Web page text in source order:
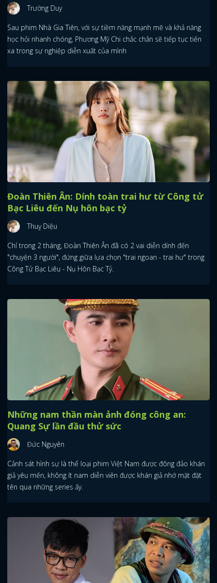
Trường Duy
Sau phim Nhà Gia Tiên, với sự tiềm năng mạnh mẽ và khả năng
học hỏi nhanh chóng, Phương Mỹ Chi chắc chắn sẽ tiếp tục tiến
xa trong sự nghiệp diễn xuất của mình
Đoàn Thiên Ân: Dính toàn trai hư từ Công tử
Bạc Liêu đến Nụ hôn bạc tỷ
Thuỵ Diệu
Chỉ trong 2 tháng, Đoàn Thiên Ân đã có 2 vai diễn dính đến
"chuyện 3 người", đứng giữa lựa chọn "trai ngoan - trai hư" trong
Công Tử Bạc Liêu - Nụ Hôn Bạc Tỷ.
Những nam thần màn ảnh đóng công an:
Quang Sự lần đầu thử sức
Đức Nguyên
Cảnh sát hình sự là thể loại phim Việt Nam được đông đảo khán
giả yêu mến, không ít nam diễn viên được khán giả nhớ mặt đặt
tên qua những series ấy.